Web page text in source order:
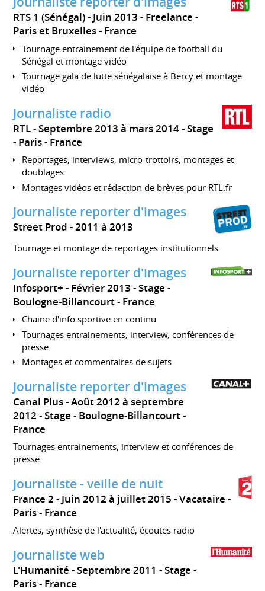
RTS 1 (Sénégal) Juin 2013 Freelance
Paris et Bruxelles
France
Tournage entrainement de l'équipe de football du
Sénégal et montage vidéo
Tournage gala de lutte sénégalaise à Bercy et montage
vidéo
Journaliste radio
RTL Septembre 2013 à mars 2014 Stage
Paris
France
Reportages, interviews, micro-trottoirs, montages et
doublages
Montages vidéos et rédaction de brèves pour RTL.fr
Journaliste reporter d'images
Street Prod 2011 à 2013
Tournage et montage de reportages institutionnels
Journaliste reporter d'images
Infosport+ Février 2013 Stage
Boulogne-Billancourt
France
Chaine d'info sportive en continu
Tournages entrainements, interview, conférences de
presse
Montages et commentaires de sujets
Journaliste reporter d'images
Canal Plus
Août 2012 à septembre
2012 Stage
Boulogne-Billancourt
France
Tournages entrainements, interview et conférences de
presse
Journaliste - veille de nuit
France 2 Juin 2012 à juillet 2015 Vacataire
Paris
France
Alertes, synthèse de l'actualité, écoutes radio
Journaliste web
L'Humanité Septembre 2011 Stage
Paris
France